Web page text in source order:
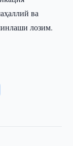
ва
лозим.